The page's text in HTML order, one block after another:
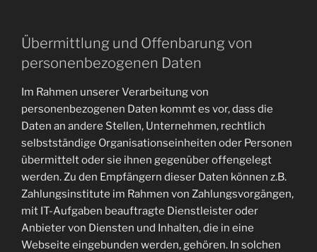
Übermittlung und Offenbarung von
personenbezogenen Daten
Im Rahmen unserer Verarbeitung von
personenbezogenen Daten kommt es vor, dass die
Daten an andere Stellen, Unternehmen, rechtlich
selbstständige Organisationseinheiten oder Personen
übermittelt oder sie ihnen gegenüber offengelegt
werden. Zu den Empfängern dieser Daten können z.B.
Zahlungsinstitute im Rahmen von Zahlungsvorgängen,
mit IT-Aufgaben beauftragte Dienstleister oder
Anbieter von Diensten und Inhalten, die in eine
Webseite eingebunden werden, gehören. In solchen